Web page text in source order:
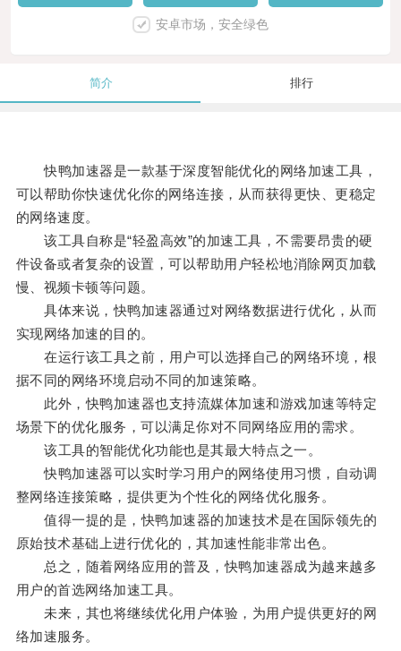
安卓市场，安全绿色
简介 排行
快鸭加速器是一款基于深度智能优化的网络加速工具，
可以帮助你快速优化你的网络连接，从而获得更快、更稳定
的网络速度。
该工具自称是“轻盈高效”的加速工具，不需要昂贵的硬
件设备或者复杂的设置，可以帮助用户轻松地消除网页加载
慢、视频卡顿等问题。
具体来说，快鸭加速器通过对网络数据进行优化，从而
实现网络加速的目的。
在运行该工具之前，用户可以选择自己的网络环境，根
据不同的网络环境启动不同的加速策略。
此外，快鸭加速器也支持流媒体加速和游戏加速等特定
场景下的优化服务，可以满足你对不同网络应用的需求。
该工具的智能优化功能也是其最大特点之一。
快鸭加速器可以实时学习用户的网络使用习惯，自动调
整网络连接策略，提供更为个性化的网络优化服务。
值得一提的是，快鸭加速器的加速技术是在国际领先的
原始技术基础上进行优化的，其加速性能非常出色。
总之，随着网络应用的普及，快鸭加速器成为越来越多
用户的首选网络加速工具。
未来，其也将继续优化用户体验，为用户提供更好的网
络加速服务。